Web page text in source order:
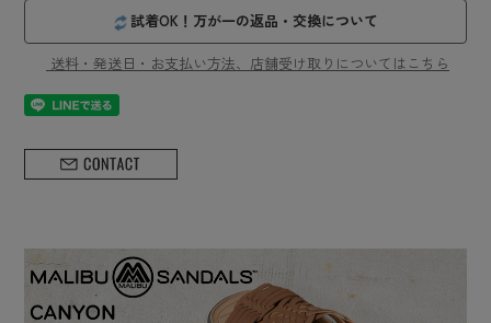
試着OK！万が一の返品・交換について
送料・発送日・お支払い方法、店舗受け取りについてはこちら